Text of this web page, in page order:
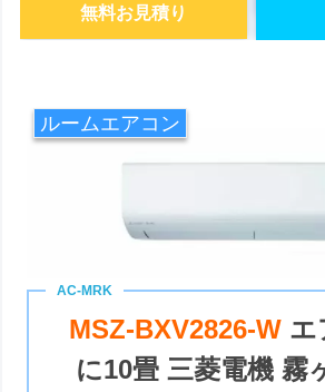
無料お見積り
ルームエアコン
MSZ-BXV2826-W エ
に10畳 三菱電機 霧